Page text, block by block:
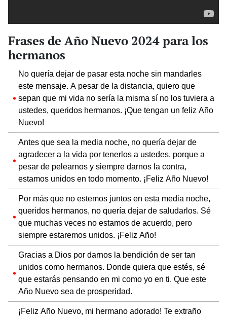
Frases de Año Nuevo 2024 para los
hermanos
No quería dejar de pasar esta noche sin mandarles
este mensaje. A pesar de la distancia, quiero que
sepan que mi vida no sería la misma sí no los tuviera a
ustedes, queridos hermanos. ¡Que tengan un feliz Año
Nuevo!
Antes que sea la media noche, no quería dejar de
agradecer a la vida por tenerlos a ustedes, porque a
pesar de pelearnos y siempre darnos la contra,
estamos unidos en todo momento. ¡Feliz Año Nuevo!
Por más que no estemos juntos en esta media noche,
queridos hermanos, no quería dejar de saludarlos. Sé
que muchas veces no estamos de acuerdo, pero
siempre estaremos unidos. ¡Feliz Año!
Gracias a Dios por darnos la bendición de ser tan
unidos como hermanos. Donde quiera que estés, sé
que estarás pensando en mi como yo en ti. Que este
Año Nuevo sea de prosperidad.
¡Feliz Año Nuevo, mi hermano adorado! Te extraño